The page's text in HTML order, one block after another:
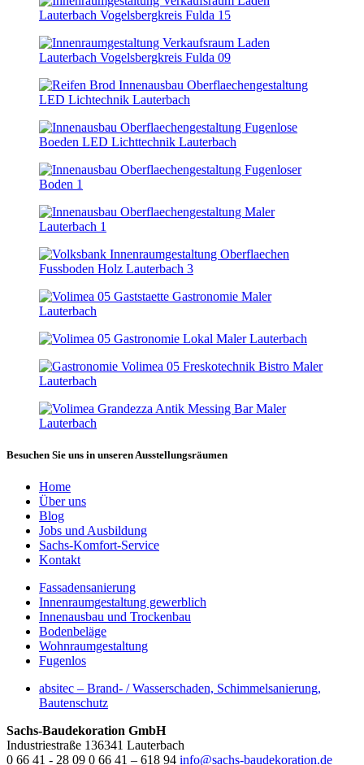
Besuchen Sie uns in unseren Ausstellungsräumen
Home
Über uns
Blog
Jobs und Ausbildung
Sachs-Komfort-Service
Kontakt
Fassadensanierung
Innenraumgestaltung gewerblich
Innenausbau und Trockenbau
Bodenbeläge
Wohnraumgestaltung
Fugenlos
absitec – Brand- / Wasserschaden, Schimmelsanierung,
Bautenschutz
Sachs-Baudekoration GmbH
Industriestraße 136341 Lauterbach
0 66 41 - 28 09 0 66 41 – 618 94 info@sachs-baudekoration.de